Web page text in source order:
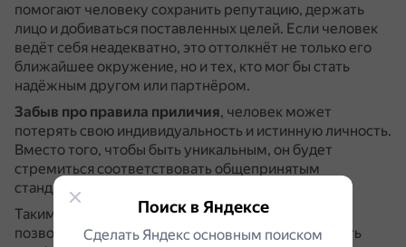
помогают человеку сохранить репутацию, держать
лицо и добиваться поставленных целей. Если человек
ведёт себя неадекватно, это оттолкнёт не только его
ближайшее окружение, но и тех, кто мог бы стать
надёжным другом или партнёром.
Забыв про правила приличия, человек может
потерять свою индивидуальность и истинную личность.
Вместо того, чтобы быть уникальным, он будет
стремиться соответствовать общепринятым
стандартам и ожиданиям других людей.
Таким образом, соблюдение правил приличия
позволяет окружающим и самим себе чувствовать
Поиск в Яндексе
Сделать Яндекс основным поиском